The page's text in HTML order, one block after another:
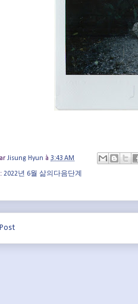
Jisung Hyun à 3:43 AM
2022년 6월 삶의다음단계